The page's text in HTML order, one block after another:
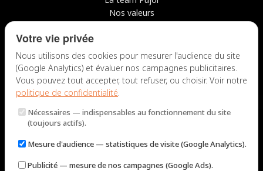
Nos valeurs
Avis clients
Candidater chez nous
NOUS CONTACTER
Lun – Jeu : 9h – 12h / 14h – 18h
Votre vie privée
Nous utilisons des cookies pour mesurer l'audience du site
(Google Analytics) et évaluer nos campagnes publicitaires.
Vous pouvez tout accepter, tout refuser, ou choisir. Voir notre
politique de confidentialité.
Nécessaires — indispensables au fonctionnement du site
(toujours actifs).
Mesure d'audience — statistiques de visite (Google Analytics).
Publicité — mesure de nos campagnes (Google Ads).